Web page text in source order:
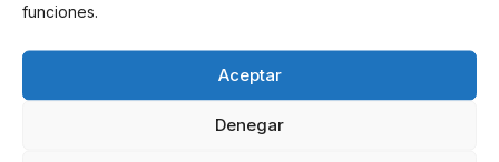
funciones.
Aceptar
Denegar
Entretenimiento
Fortnite regresa para iOS en la Unión